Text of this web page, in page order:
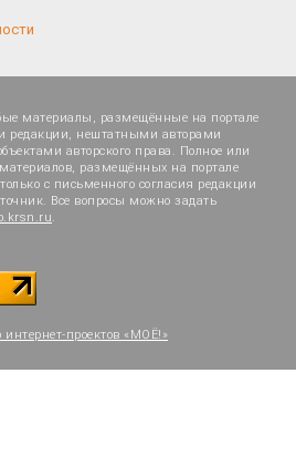
материалы, размещённые на портале
редакции, нештатными авторами
авторского права. Полное или
размещённых на портале
с письменного согласия редакции
Все вопросы можно задать
.
интернет-проектов «МОЁ!»